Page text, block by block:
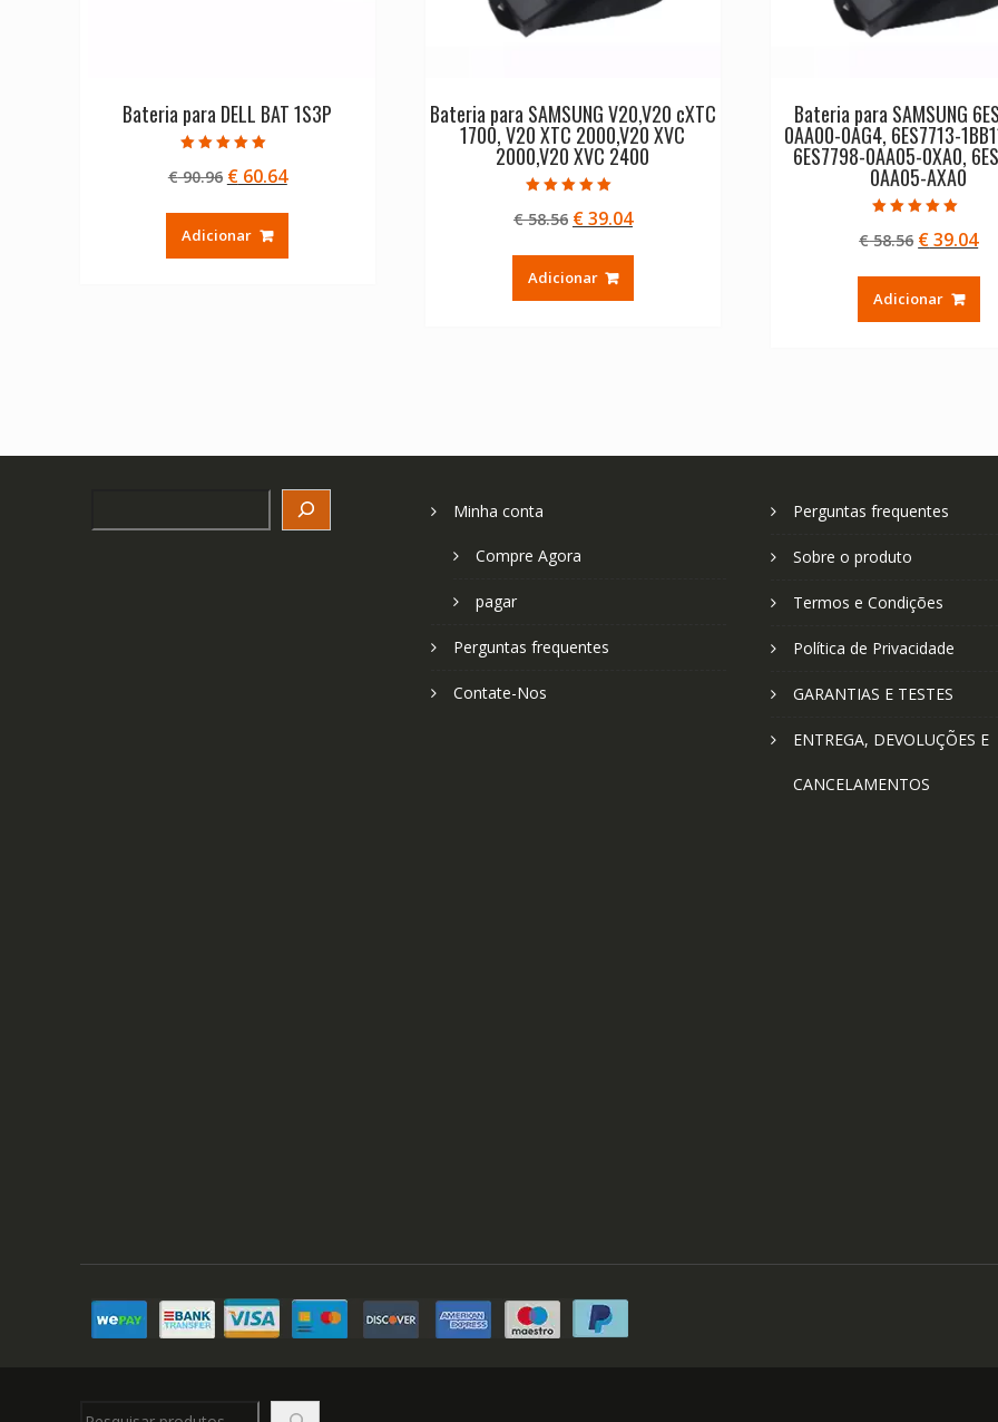
Bateria para DELL BAT 1S3P
5.00
de 5
€90.96 O
original
era:
€60.64O
Adicionar
Bateria para SAMSUNG V20,V20 cXTC
1700, V20 XTC 2000,V20 XVC
2000,V20 XVC 2400
5.00
de 5
€58.56 O
original
era:
€39.04O
Adicionar
Bateria para SAMSUNG
0AA00-0AG4, 6ES7713-
6ES7798-0AA05-0XA0,
0AA05-AXA0
5.00
de 5
€58.56 O
original
era:
€39.04O
Adicionar
Minha conta
Compre Agora
pagar
Perguntas frequentes
Contate-Nos
Perguntas frequentes
Sobre o produto
Termos e Condições
Política de Privacidade
GARANTIAS E TESTES
ENTREGA, DEVOLUÇÕES E
CANCELAMENTOS
Pesquisar